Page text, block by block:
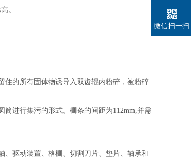
。
住的所有固体物诱导入双齿辊内粉碎，被粉碎
筒进行集污的形式。栅条的间距为112mm,并需
、驱动装置、格栅、切割刀片、垫片、轴承和
微信扫一扫